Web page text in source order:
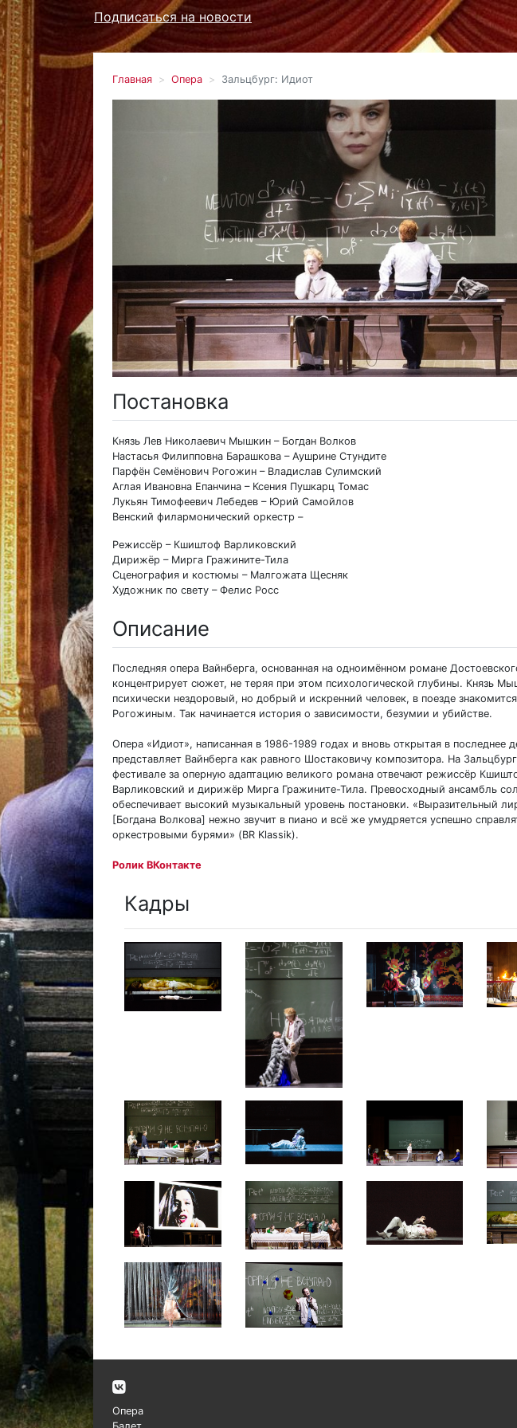
Подписаться на новости
Главная Опера Зальцбург: Идиот
Постановка
Князь Лев Николаевич Мышкин – Богдан Волков
Настасья Филипповна Барашкова – Аушрине Стундите
Парфён Семёнович Рогожин – Владислав Сулимский
Аглая Ивановна Епанчина – Ксения Пушкарц Томас
Лукьян Тимофеевич Лебедев – Юрий Самойлов
Венский филармонический оркестр –
Режиссёр – Кшиштоф Варликовский
Дирижёр – Мирга Гражините-Тила
Сценография и костюмы – Малгожата Щесняк
Художник по свету – Фелис Росс
Описание
Последняя опера Вайнберга, основанная на одноимённом романе
концентрирует сюжет, не теряя при этом психологической глубины. Князь
психически нездоровый, но добрый и искренний человек, в поезде
Рогожиным. Так начинается история о зависимости, безумии и убийстве.
Опера «Идиот», написанная в 1986-1989 годах и вновь открытая в последнее
представляет Вайнберга как равного Шостаковичу композитора. На
фестивале за оперную адаптацию великого романа отвечают режиссёр
Варликовский и дирижёр Мирга Гражините-Тила. Превосходный ансамбль
обеспечивает высокий музыкальный уровень постановки. «Выразительный
[Богдана Волкова] нежно звучит в пиано и всё же умудряется успешно
оркестровыми бурями» (BR Klassik).
Ролик ВКонтакте
Кадры
Опера